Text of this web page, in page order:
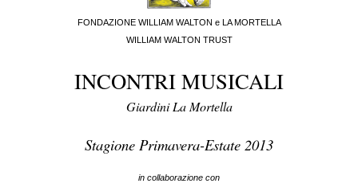
FONDAZIONE WILLIAM WALTON e LA MORTELLA
WILLIAM WALTON TRUST
INCONTRI MUSICALI
Giardini La Mortella
Stagione Primavera-Estate 2013
in collaborazione con